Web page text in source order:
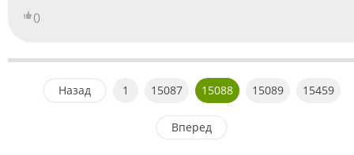
0
Назад 1 15087 15088 15089 15459
Вперед